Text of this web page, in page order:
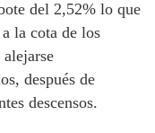
del 2,52% lo que
la cota de los
después de
descensos.